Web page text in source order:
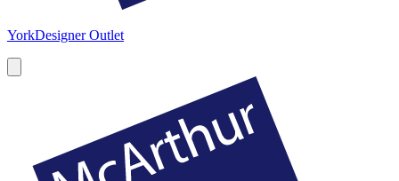
YorkDesigner Outlet